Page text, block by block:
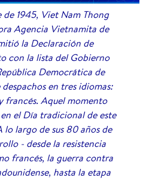
de 1945, Viet Nam Thong
Agencia Vietnamita de
la Declaración de
con la lista del Gobierno
Democrática de
en tres idiomas:
francés. Aquel momento
el Día tradicional de este
lo largo de sus 80 años de
- desde la resistencia
francés, la guerra contra
hasta la etapa